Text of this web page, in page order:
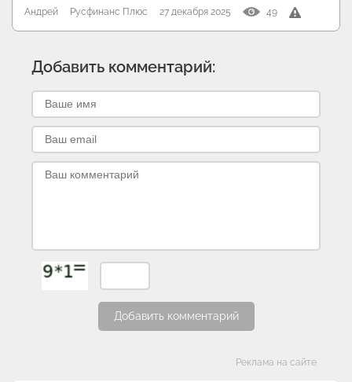
Андрей Русфинанс Плюс 27 декабря 2025 49
Добавить комментарий:
Добавить комментарий
Реклама на сайте